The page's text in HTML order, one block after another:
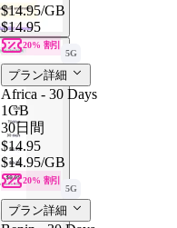
$14.95/GB
$14.95
20% 割引
5G
プラン詳細
Africa - 30 Days
1GB
30日間
$14.95
$14.95/GB
20% 割引
5G
プラン詳細